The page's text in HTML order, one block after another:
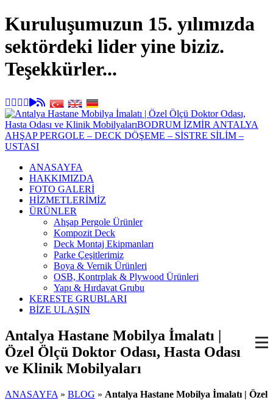
Kuruluşumuzun 15. yılımızda
sektördeki lider yine biziz.
Teşekkürler...
ANASAYFA
HAKKIMIZDA
FOTO GALERİ
HİZMETLERİMİZ
ÜRÜNLER
Ahşap Pergole Ürünler
Kompozit Deck
Deck Montaj Ekipmanları
Parke Çeşitlerimiz
Boya & Vernik Ürünleri
OSB, Kontrplak & Plywood Ürünleri
Yapı & Hırdavat Grubu
KERESTE GRUBLARI
BİZE ULAŞIN
Antalya Hastane Mobilya İmalatı |
Özel Ölçü Doktor Odası, Hasta Odası
ve Klinik Mobilyaları
ANASAYFA » BLOG » Antalya Hastane Mobilya İmalatı | Özel